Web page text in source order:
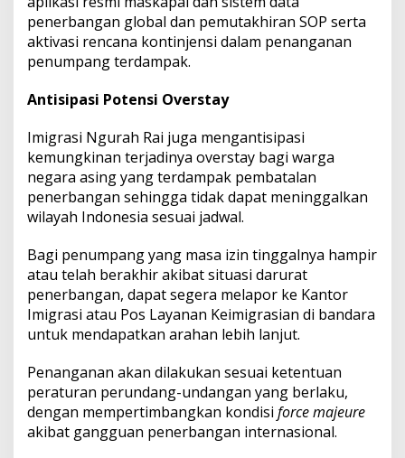
penerbangan global dan pemutakhiran SOP serta
aktivasi rencana kontinjensi dalam penanganan
penumpang terdampak.
Antisipasi Potensi Overstay
Imigrasi Ngurah Rai juga mengantisipasi
kemungkinan terjadinya overstay bagi warga
negara asing yang terdampak pembatalan
penerbangan sehingga tidak dapat meninggalkan
wilayah Indonesia sesuai jadwal.
Bagi penumpang yang masa izin tinggalnya hampir
atau telah berakhir akibat situasi darurat
penerbangan, dapat segera melapor ke Kantor
Imigrasi atau Pos Layanan Keimigrasian di bandara
untuk mendapatkan arahan lebih lanjut.
Penanganan akan dilakukan sesuai ketentuan
peraturan perundang-undangan yang berlaku,
dengan mempertimbangkan kondisi force majeure
akibat gangguan penerbangan internasional.